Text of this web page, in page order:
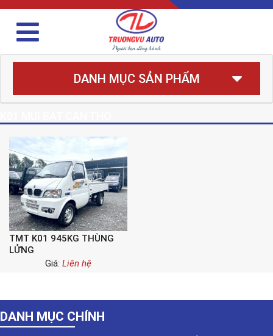
DANH MỤC SẢN PHẨM
TMT K01 945KG THÙNG
LỬNG
Giá: Liên hệ
DANH MỤC CHÍNH